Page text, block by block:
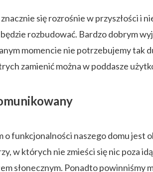
się rozrośnie w przyszłości i
rozbudować. Bardzo dobrym
momencie nie potrzebujemy tak
zamienić można w poddasze
funkcjonalności naszego domu jest
w których nie zmieści się nic poza
słonecznym. Ponadto powinniśmy